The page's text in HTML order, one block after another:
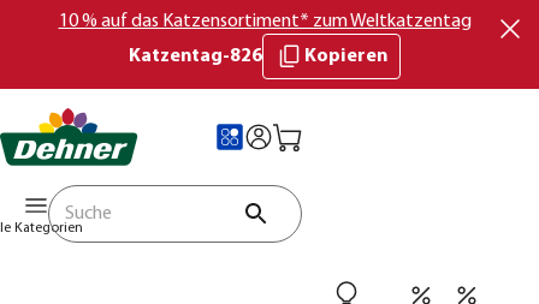
10 % auf das Katzensortiment* zum Weltkatzentag
Katzentag-826
Kopieren
Kategorien